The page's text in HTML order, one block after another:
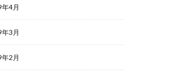
4月
3月
2月